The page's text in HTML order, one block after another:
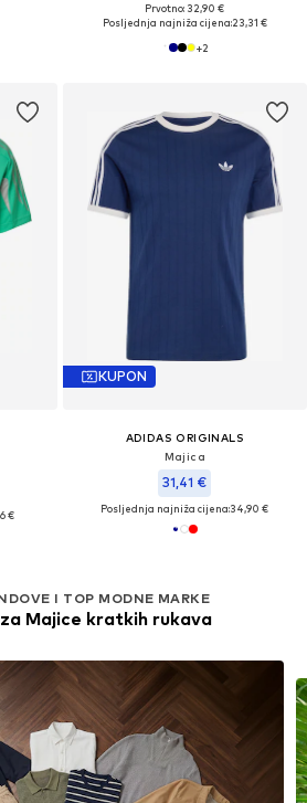
Prvotno: 32,90 €
Posljednja najniža cijena:23,31 €
+2
€
I TOP MODNE MARKE
Majice kratkih rukava
KUPON
ADIDAS ORIGINALS
Majica
31,41 €
Posljednja najniža cijena:34,90 €